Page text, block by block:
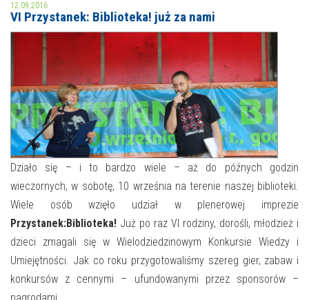
MOJE KONTO
AKTUALNOŚCI
NAJBLIŻSZE WYDARZENIA
WYDARZENIA BIEŻĄCE
WYDARZYŁO SIĘ
NASZA OFERTA
STREFA WIEDZY O REGIONIE
STREFA KOLORU
FORMY STAŁE
NASZE FILIE
POLECANE STRONY
WYDARZENIA KULTURALNE
FOTO
12.09.2016
VI Przystanek: Biblioteka! już za nami
Działo się – i to bardzo wiele – aż do późnych godzin
wieczornych, w sobotę, 10 września na terenie naszej biblioteki.
Wiele osób wzięło udział w plenerowej imprezie
Przystanek:Biblioteka! Już po raz VI rodziny, dorośli, młodzież i
dzieci zmagali się w Wielodziedzinowym Konkursie Wiedzy i
Umiejętności. Jak co roku przygotowaliśmy szereg gier, zabaw i
konkursów z cennymi – ufundowanymi przez sponsorów –